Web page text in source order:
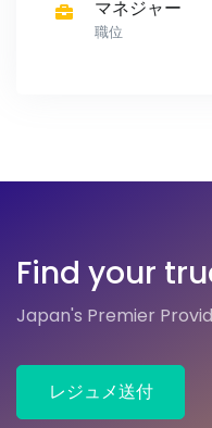
マネジャー
職位
Find your
Japan's Premier
レジュメ送付